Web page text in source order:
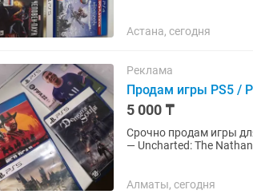
Астана, сегодня
Реклама
Продам игры PS5 /
5 000 ₸
Срочно продам игры для PS5 / PS4 🎮 В наличии: —
— Uncharted: The
Алматы, сегодня